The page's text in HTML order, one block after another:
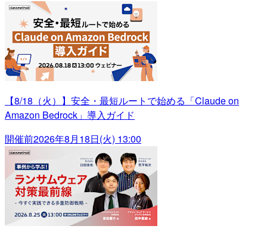
【8/18（火）】安全・最短ルートで始める「Claude on
Amazon Bedrock」導入ガイド
開催前2026年8月18日(火) 13:00